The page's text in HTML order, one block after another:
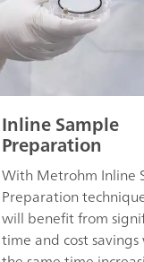
Inline Sample
Preparation
With Metrohm Inline
Preparation
will benefit from
time and cost